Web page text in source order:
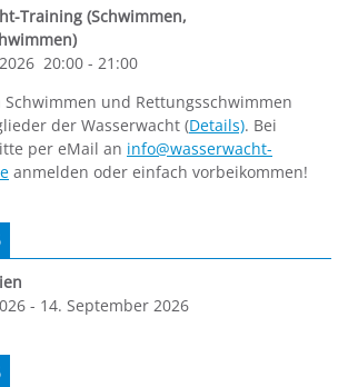
Training (Schwimmen,
20:00 - 21:00
und Rettungsschwimmen
der Wasserwacht (Details). Bei
per eMail an info@wasserwacht-
anmelden oder einfach vorbeikommen!
- 14. September 2026